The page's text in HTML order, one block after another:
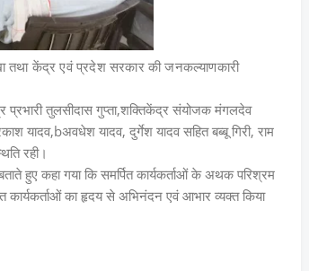
तथा केंद्र एवं प्रदेश सरकार की जनकल्याणकारी
प्रभारी तुलसीदास गुप्ता,शक्तिकेंद्र संयोजक मंगलदेव
यादव,bअवधेश यादव, दुर्गेश यादव सहित बब्बू गिरी, राम
रही।
हुए कहा गया कि समर्पित कार्यकर्ताओं के अथक परिश्रम
कार्यकर्ताओं का हृदय से अभिनंदन एवं आभार व्यक्त किया